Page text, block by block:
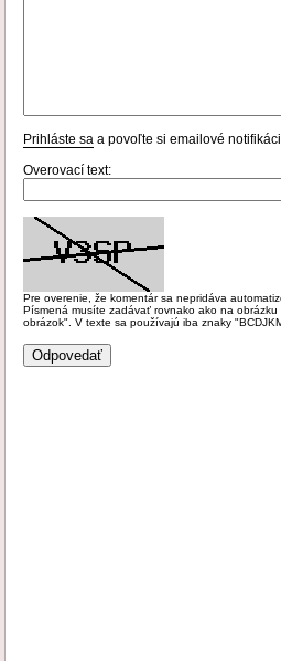
Prihláste sa a povoľte si emailové
Overovací text:
Pre overenie, že komentár sa nepridáva
Písmená musíte zadávať rovnako ako na
obrázok". V texte sa používajú iba znaky